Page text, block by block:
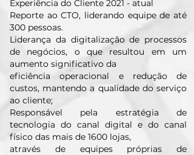
Experiência do Cliente 2021 - atual
Reporte ao CTO, liderando equipe de até
300 pessoas.
Liderança da digitalização de processos
de negócios, o que resultou em um
aumento significativo da
eficiência operacional e redução de
custos, mantendo a qualidade do serviço
ao cliente;
Responsável pela estratégia de
tecnologia do canal digital e do canal
físico das mais de 1600 lojas,
através de equipes próprias de